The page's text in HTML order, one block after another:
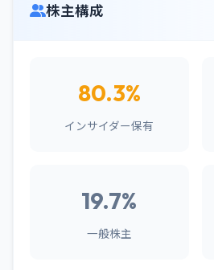
株主構成
80.3%
インサイダー保有
19.7%
一般株主